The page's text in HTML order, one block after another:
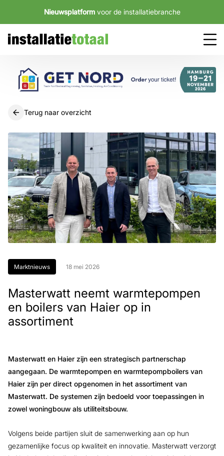
Nieuwsplatform voor de installatiebranche
Terug naar overzicht
Marktnieuws 18 mei 2026
Masterwatt neemt warmtepompen
en boilers van Haier op in
assortiment
Masterwatt en Haier zijn een strategisch partnerschap
aangegaan. De warmtepompen en warmtepompboilers van
Haier zijn per direct opgenomen in het assortiment van
Masterwatt. De systemen zijn bedoeld voor toepassingen in
zowel woningbouw als utiliteitsbouw.
Volgens beide partijen sluit de samenwerking aan op hun
gezamenlijke focus op kwaliteit en innovatie. Masterwatt verzorgt